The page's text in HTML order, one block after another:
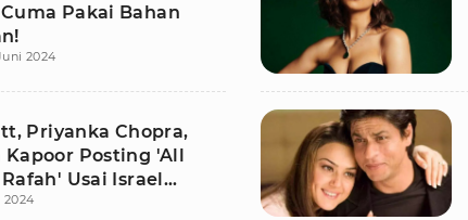
Pakai Bahan
2024
Priyanka Chopra,
Kapoor Posting 'All
Rafah' Usai Israel
2024